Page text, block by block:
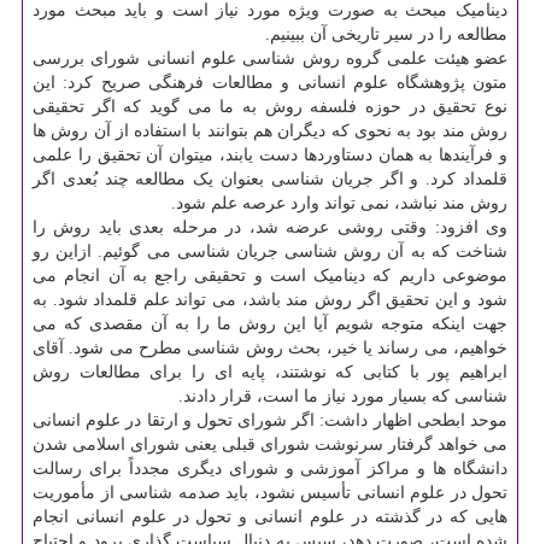
دینامیک مبحث به صورت ویژه مورد نیاز است و باید مبحث مورد
مطالعه را در سیر تاریخی آن ببینیم.
عضو هیئت علمی گروه روش شناسی علوم انسانی شورای بررسی
متون پژوهشگاه علوم انسانی و مطالعات فرهنگی صریح کرد: این
نوع تحقیق در حوزه فلسفه روش به ما می گوید که اگر تحقیقی
روش مند بود به نحوی که دیگران هم بتوانند با استفاده از آن روش ها
و فرآیندها به همان دستاوردها دست یابند، میتوان آن تحقیق را علمی
قلمداد کرد. و اگر جریان شناسی بعنوان یک مطالعه چند بُعدی اگر
روش مند نباشد، نمی تواند وارد عرصه علم شود.
وی افزود: وقتی روشی عرضه شد، در مرحله بعدی باید روش را
شناخت که به آن روش شناسی جریان شناسی می گوئیم. ازاین رو
موضوعی داریم که دینامیک است و تحقیقی راجع به آن انجام می
شود و این تحقیق اگر روش مند باشد، می تواند علم قلمداد شود. به
جهت اینکه متوجه شویم آیا این روش ما را به آن مقصدی که می
خواهیم، می رساند یا خیر، بحث روش شناسی مطرح می شود. آقای
ابراهیم پور با کتابی که نوشتند، پایه ای را برای مطالعات روش
شناسی که بسیار مورد نیاز ما است، قرار دادند.
موحد ابطحی اظهار داشت: اگر شورای تحول و ارتقا در علوم انسانی
می خواهد گرفتار سرنوشت شورای قبلی یعنی شورای اسلامی شدن
دانشگاه ها و مراکز آموزشی و شورای دیگری مجدداً برای رسالت
تحول در علوم انسانی تأسیس نشود، باید صدمه شناسی از مأموریت
هایی که در گذشته در علوم انسانی و تحول در علوم انسانی انجام